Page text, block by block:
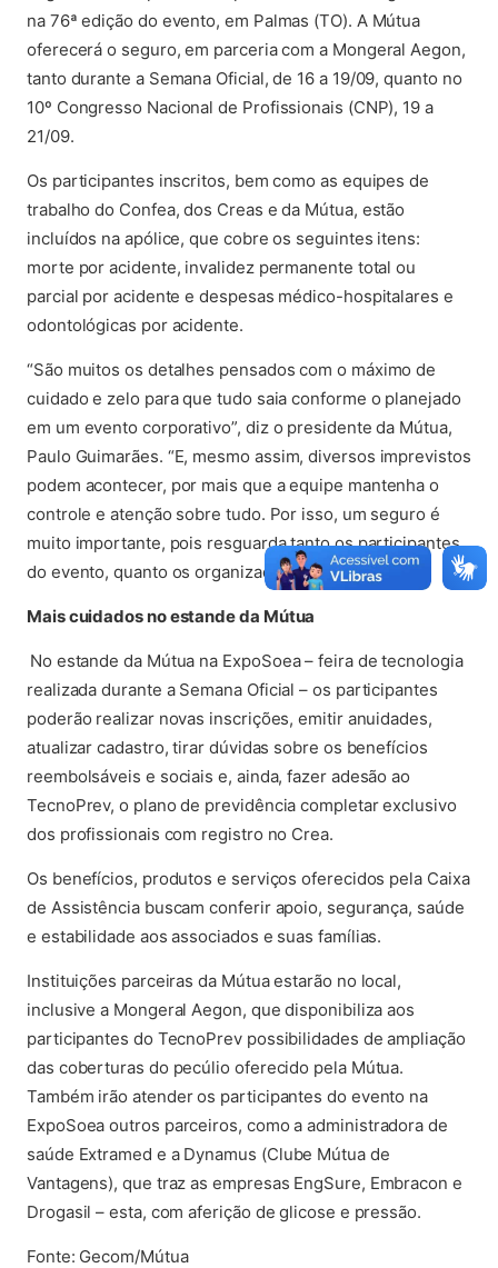
na 76ª edição do evento, em Palmas (TO). A Mútua
oferecerá o seguro, em parceria com a Mongeral Aegon,
tanto durante a Semana Oficial, de 16 a 19/09, quanto no
10º Congresso Nacional de Profissionais (CNP), 19 a
21/09.
Os participantes inscritos, bem como as equipes de
trabalho do Confea, dos Creas e da Mútua, estão
incluídos na apólice, que cobre os seguintes itens:
morte por acidente, invalidez permanente total ou
parcial por acidente e despesas médico-hospitalares e
odontológicas por acidente.
“São muitos os detalhes pensados com o máximo de
cuidado e zelo para que tudo saia conforme o planejado
em um evento corporativo”, diz o presidente da Mútua,
Paulo Guimarães. “E, mesmo assim, diversos imprevistos
podem acontecer, por mais que a equipe mantenha o
controle e atenção sobre tudo. Por isso, um seguro é
muito importante, pois resguarda tanto os participantes
do evento, quanto os organizadores”, afirma.
Mais cuidados no estande da Mútua
No estande da Mútua na ExpoSoea – feira de tecnologia
realizada durante a Semana Oficial – os participantes
poderão realizar novas inscrições, emitir anuidades,
atualizar cadastro, tirar dúvidas sobre os benefícios
reembolsáveis e sociais e, ainda, fazer adesão ao
TecnoPrev, o plano de previdência completar exclusivo
dos profissionais com registro no Crea.
Os benefícios, produtos e serviços oferecidos pela Caixa
de Assistência buscam conferir apoio, segurança, saúde
e estabilidade aos associados e suas famílias.
Instituições parceiras da Mútua estarão no local,
inclusive a Mongeral Aegon, que disponibiliza aos
participantes do TecnoPrev possibilidades de ampliação
das coberturas do pecúlio oferecido pela Mútua.
Também irão atender os participantes do evento na
ExpoSoea outros parceiros, como a administradora de
saúde Extramed e a Dynamus (Clube Mútua de
Vantagens), que traz as empresas EngSure, Embracon e
Drogasil – esta, com aferição de glicose e pressão.
Fonte: Gecom/Mútua